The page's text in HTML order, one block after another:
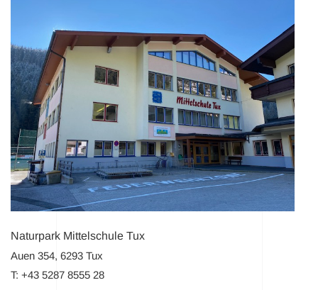
Naturpark Mittelschule Tux
Auen 354, 6293 Tux
T: +43 5287 8555 28